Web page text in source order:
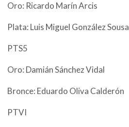
Oro: Ricardo Marín Arcis
Plata: Luis Miguel González Sousa
PTS5
Oro: Damián Sánchez Vidal
Bronce: Eduardo Oliva Calderón
PTVI